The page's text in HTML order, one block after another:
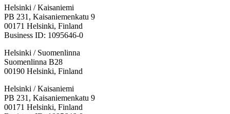
Helsinki / Kaisaniemi
PB 231, Kaisaniemenkatu 9
00171 Helsinki, Finland
Business ID: 1095646-0
Helsinki / Suomenlinna
Suomenlinna B28
00190 Helsinki, Finland
Facebook:
Opens
in
Instagram:
Opens
in
TikTop:
Opens
in
Youtube:
Opens
in
Vimeo:
Opens
in
Helsinki / Kaisaniemi
PB 231, Kaisaniemenkatu 9
00171 Helsinki, Finland